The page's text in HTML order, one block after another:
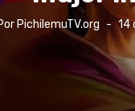
PichilemuTV.org
el
14